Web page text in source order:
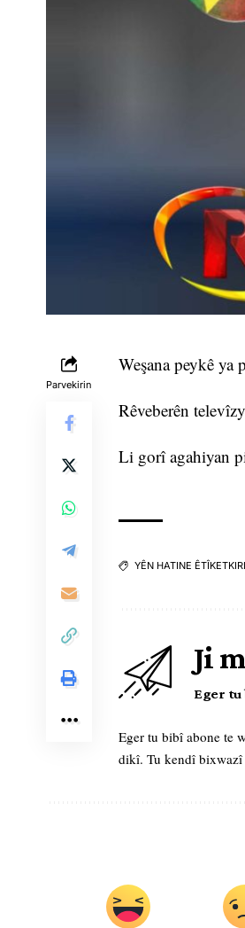
Parvekirin
Weşana peykê
Rêveberên
Li gorî agahiyan
YÊN HATINE
Ji
Eger tu
Eger tu bibî abone te
dikî. Tu kendî